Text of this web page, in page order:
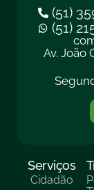
(51)
(51)
Av. João
Serviços
Cidadão